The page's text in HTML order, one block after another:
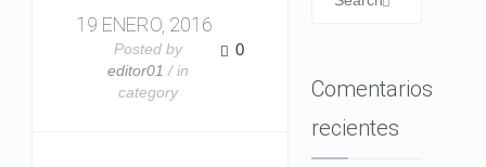
19 ENERO, 2016
Posted by
editor01 / in
category
0
Comentarios
recientes